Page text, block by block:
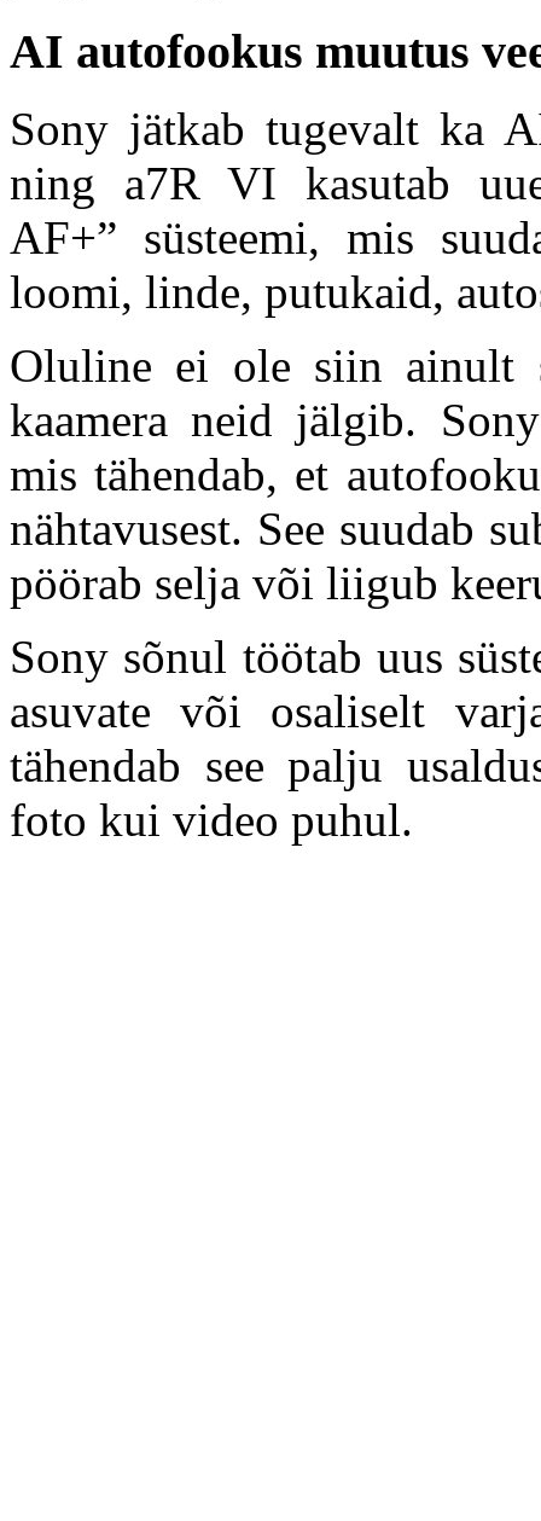
AI autofookus muutus
Sony jätkab tugevalt ka
ning a7R VI kasutab
AF+” süsteemi, mis
loomi, linde, putukaid,
Oluline ei ole siin ainult
kaamera neid jälgib.
mis tähendab, et
nähtavusest. See suudab
pöörab selja või liigub
Sony sõnul töötab uus
asuvate või osaliselt
tähendab see palju
foto kui video puhul.